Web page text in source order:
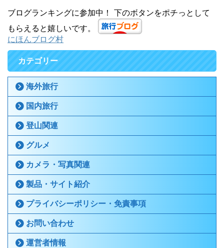
ブログランキングに参加中！ 下のボタンをポチっとして
もらえると嬉しいです。
にほんブログ村
カテゴリー
海外旅行
国内旅行
登山関連
グルメ
カメラ・写真関連
製品・サイト紹介
プライバシーポリシー・免責事項
お問い合わせ
運営者情報